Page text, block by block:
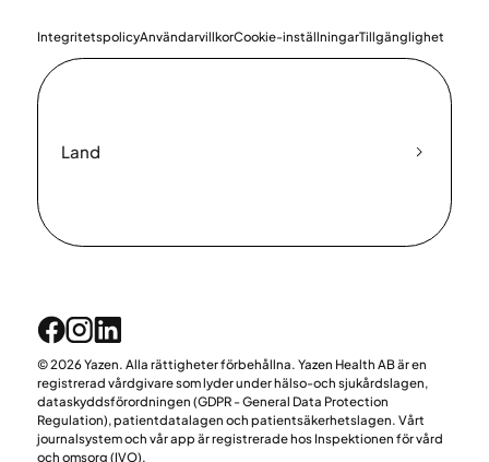
IntegritetspolicyAnvändarvillkorCookie-inställningarTillgänglighet
Land
© 2026 Yazen. Alla rättigheter förbehållna. Yazen Health AB är en
registrerad vårdgivare som lyder under hälso-och sjukårdslagen,
dataskyddsförordningen (GDPR - General Data Protection
Regulation), patientdatalagen och patientsäkerhetslagen. Vårt
journalsystem och vår app är registrerade hos Inspektionen för vård
och omsorg (IVO).